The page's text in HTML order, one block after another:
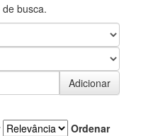
busca.
Ordenar